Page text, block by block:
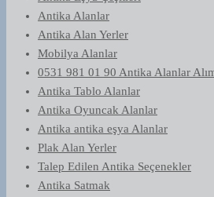
Antika Alanlar
Antika Alan Yerler
Mobilya Alanlar
0531 981 01 90 Antika Alanlar
Antika Tablo Alanlar
Antika Oyuncak Alanlar
Antika antika eşya Alanlar
Plak Alan Yerler
Talep Edilen Antika Seçenekler
Antika Satmak